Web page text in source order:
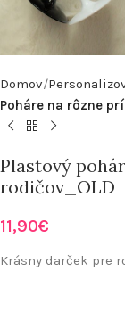
Domov
Poháre na rôzne
Plastový
rodičov_OLD
11,90€
Krásny darček pre